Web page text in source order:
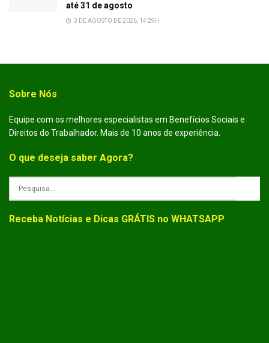
até 31 de agosto
3 DE AGOSTO DE 2026, 14:29H
Sobre Nós
Equipe com os melhores especialistas em Benefícios Sociais e
Direitos do Trabalhador. Mais de 10 anos de experiência.
O que deseja saber Agora?
Receba Notícias e Dicas GRÁTIS no WHATSAPP